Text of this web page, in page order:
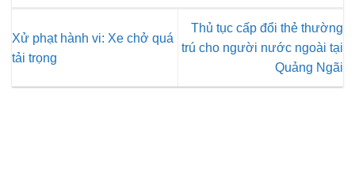
Xử phạt hành vi: Xe chở quá
tải trọng
Thủ tục cấp đổi thẻ thường
trú cho người nước ngoài tại
Quảng Ngãi